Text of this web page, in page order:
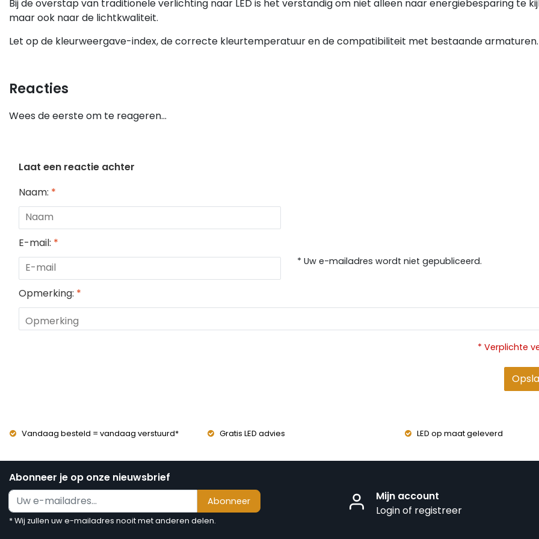
Bij de overstap van traditionele verlichting naar LED is het verstandig om niet alleen naar energiebesparing te
maar ook naar de lichtkwaliteit.
Let op de kleurweergave-index, de correcte kleurtemperatuur en de compatibiliteit met bestaande armaturen.
Reacties
Wees de eerste om te reageren...
Laat een reactie achter
Naam: *
E-mail: *
* Uw e-mailadres wordt niet gepubliceerd.
Opmerking: *
* Verplichte
Vandaag besteld = vandaag verstuurd* Gratis LED advies LED op maat geleverd
Abonneer je op onze nieuwsbrief
Abonneer
* Wij zullen uw e-mailadres nooit met anderen delen.
Mijn account
Login of registreer